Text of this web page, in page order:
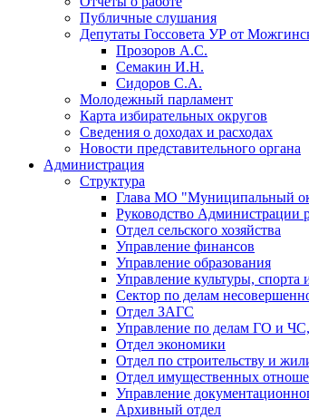
Публичные слушания
Депутаты Госсовета УР от
Прозоров А.С.
Семакин И.Н.
Сидоров С.А.
Молодежный парламент
Карта избирательных округов
Сведения о доходах и расходах
Новости представительного органа
Администрация
Структура
Глава МО "Муниципальный
Руководство Администрации
Отдел сельского хозяйства
Управление финансов
Управление образования
Управление культуры, спорта
Сектор по делам
Отдел ЗАГС
Управление по делам ГО и
Отдел экономики
Отдел по строительству и
Отдел имущественных
Управление
Архивный отдел